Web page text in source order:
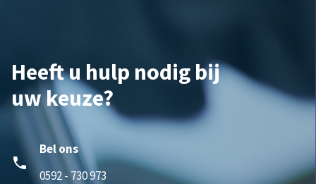
Heeft u hulp nodig bij
uw keuze?
phone
Bel ons
0592 - 730 973